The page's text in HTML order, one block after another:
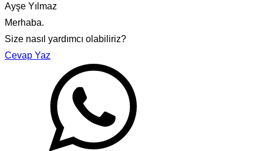
Ayşe Yılmaz
Merhaba.
Size nasıl yardımcı olabiliriz?
Cevap Yaz